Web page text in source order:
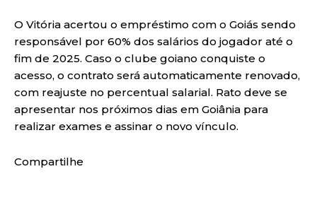
O Vitória acertou o empréstimo com o Goiás sendo
responsável por 60% dos salários do jogador até o
fim de 2025. Caso o clube goiano conquiste o
acesso, o contrato será automaticamente renovado,
com reajuste no percentual salarial. Rato deve se
apresentar nos próximos dias em Goiânia para
realizar exames e assinar o novo vínculo.
Compartilhe